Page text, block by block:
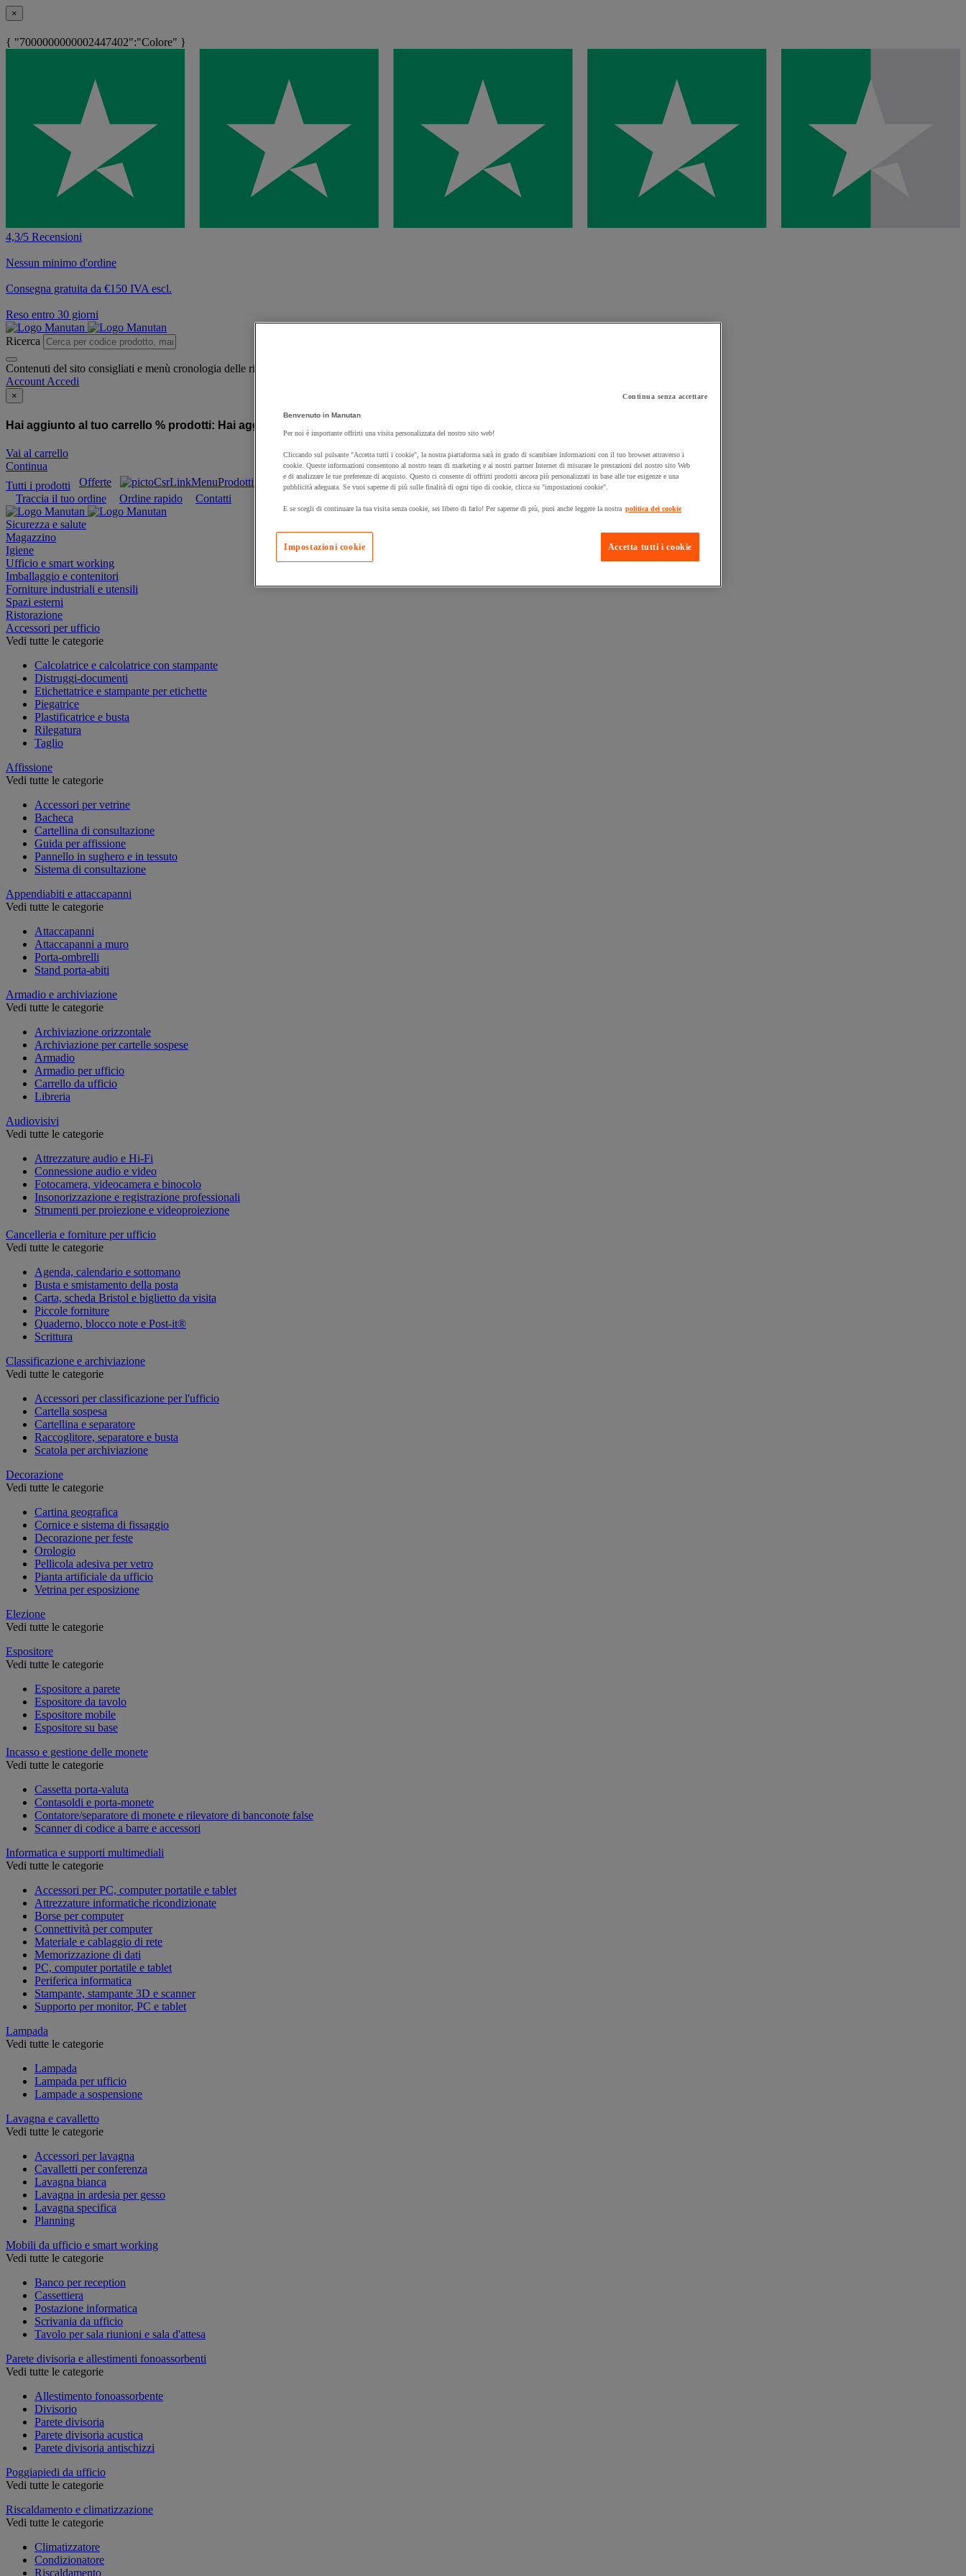
×
{ "7000000000002447402":"Colore" }
4,3/5 Recensioni
Nessun minimo d'ordine
Consegna gratuita da €150 IVA escl.
Reso entro 30 giorni
Ricerca
Contenuti del sito consigliati e menù cronologia delle ricerche
Account Accedi
×
Hai aggiunto al tuo carrello % prodotti: Hai aggiunto al tuo carrello un prodotto:
Vai al carrello
Continua
Tutti i prodotti
Offerte Prodotti sostenibili Manutan Expert
Prodotti in pronta consegna
Traccia il tuo ordine
Ordine rapido Contatti
Sicurezza e salute
Magazzino
Igiene
Ufficio e smart working
Imballaggio e contenitori
Forniture industriali e utensili
Spazi esterni
Ristorazione
Accessori per ufficio
Vedi tutte le categorie
Calcolatrice e calcolatrice con stampante
Distruggi-documenti
Etichettatrice e stampante per etichette
Piegatrice
Plastificatrice e busta
Rilegatura
Taglio
Affissione
Vedi tutte le categorie
Accessori per vetrine
Bacheca
Cartellina di consultazione
Guida per affissione
Pannello in sughero e in tessuto
Sistema di consultazione
Appendiabiti e attaccapanni
Vedi tutte le categorie
Attaccapanni
Attaccapanni a muro
Porta-ombrelli
Stand porta-abiti
Armadio e archiviazione
Vedi tutte le categorie
Archiviazione orizzontale
Archiviazione per cartelle sospese
Armadio
Armadio per ufficio
Carrello da ufficio
Libreria
Audiovisivi
Vedi tutte le categorie
Attrezzature audio e Hi-Fi
Connessione audio e video
Fotocamera, videocamera e binocolo
Insonorizzazione e registrazione professionali
Strumenti per proiezione e videoproiezione
Cancelleria e forniture per ufficio
Vedi tutte le categorie
Agenda, calendario e sottomano
Busta e smistamento della posta
Carta, scheda Bristol e biglietto da visita
Piccole forniture
Quaderno, blocco note e Post-it®
Scrittura
Classificazione e archiviazione
Vedi tutte le categorie
Accessori per classificazione per l'ufficio
Cartella sospesa
Cartellina e separatore
Raccoglitore, separatore e busta
Scatola per archiviazione
Decorazione
Vedi tutte le categorie
Cartina geografica
Cornice e sistema di fissaggio
Decorazione per feste
Orologio
Pellicola adesiva per vetro
Pianta artificiale da ufficio
Vetrina per esposizione
Elezione
Vedi tutte le categorie
Espositore
Vedi tutte le categorie
Espositore a parete
Espositore da tavolo
Espositore mobile
Espositore su base
Incasso e gestione delle monete
Vedi tutte le categorie
Cassetta porta-valuta
Contasoldi e porta-monete
Contatore/separatore di monete e rilevatore di banconote false
Scanner di codice a barre e accessori
Informatica e supporti multimediali
Vedi tutte le categorie
Accessori per PC, computer portatile e tablet
Attrezzature informatiche ricondizionate
Borse per computer
Connettività per computer
Materiale e cablaggio di rete
Memorizzazione di dati
PC, computer portatile e tablet
Periferica informatica
Stampante, stampante 3D e scanner
Supporto per monitor, PC e tablet
Lampada
Vedi tutte le categorie
Lampada
Lampada per ufficio
Lampade a sospensione
Lavagna e cavalletto
Vedi tutte le categorie
Accessori per lavagna
Cavalletti per conferenza
Lavagna bianca
Lavagna in ardesia per gesso
Lavagna specifica
Planning
Mobili da ufficio e smart working
Vedi tutte le categorie
Banco per reception
Cassettiera
Postazione informatica
Scrivania da ufficio
Tavolo per sala riunioni e sala d'attesa
Parete divisoria e allestimenti fonoassorbenti
Vedi tutte le categorie
Allestimento fonoassorbente
Divisorio
Parete divisoria
Parete divisoria acustica
Parete divisoria antischizzi
Poggiapiedi da ufficio
Vedi tutte le categorie
Riscaldamento e climatizzazione
Vedi tutte le categorie
Climatizzatore
Condizionatore
Riscaldamento
Continua senza accettare
Benvenuto in Manutan
Per noi è importante offrirti una visita personalizzata del nostro sito web!
Cliccando sul pulsante "Accetta tutti i cookie", la nostra piattaforma sarà in grado di scambiare informazioni con il tuo browser attraverso i
cookie. Queste informazioni consentono al nostro team di marketing e ai nostri partner Internet di misurare le prestazioni del nostro sito Web
e di analizzare le tue preferenze di acquisto. Questo ci consente di offrirti prodotti ancora più personalizzati in base alle tue esigenze e una
pubblicità adeguata. Se vuoi saperne di più sulle finalità di ogni tipo di cookie, clicca su "impostazioni cookie".
E se scegli di continuare la tua visita senza cookie, sei libero di farlo! Per saperne di più, puoi anche leggere la nostra politica dei cookie
Accetta tutti i cookie
Impostazioni cookie